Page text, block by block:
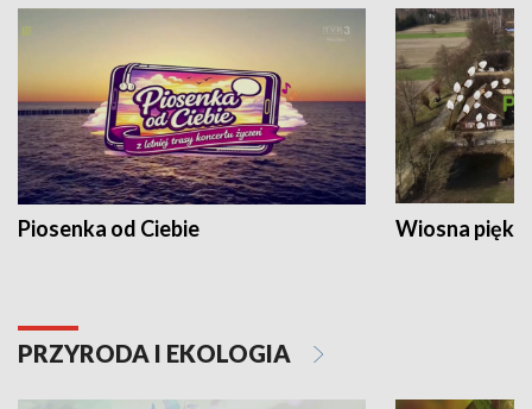
Piosenka od Ciebie Wiosna
PRZYRODA I EKOLOGIA